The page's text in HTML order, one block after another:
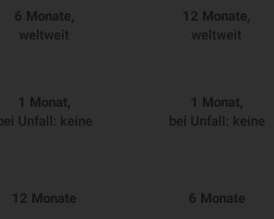
6 Monate,
weltweit
12 Monate,
weltweit
1 Monat,
bei Unfall: keine
1 Monat,
bei Unfall: keine
12 Monate 6 Monate